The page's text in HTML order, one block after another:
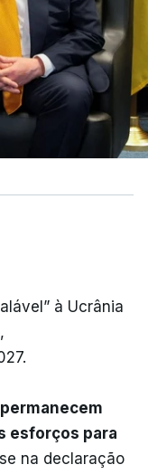
à Ucrânia
esforços para
na declaração